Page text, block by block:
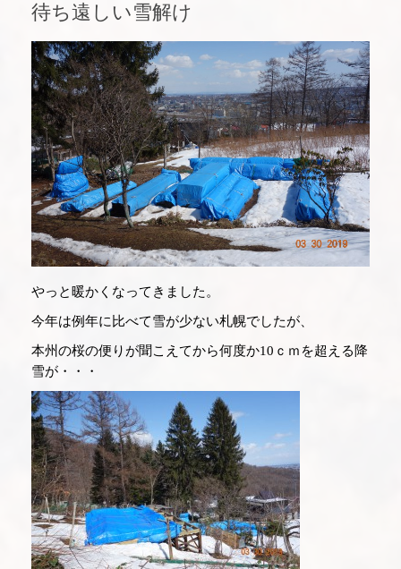
待ち遠しい雪解け
やっと暖かくなってきました。
今年は例年に比べて雪が少ない札幌でしたが、
本州の桜の便りが聞こえてから何度か10 ｃｍを超える降
雪が・・・